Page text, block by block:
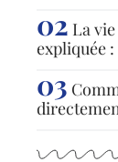
La
expliquée